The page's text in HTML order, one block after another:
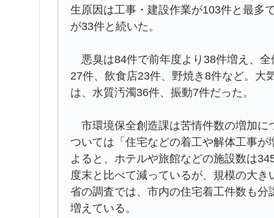
生原因は工事・建設作業が103件と最多
が33件と続いた。
悪臭は84件で前年度より38件増え、
27件、飲食店23件、野焼き8件など。大
は、水質汚濁36件、振動7件だった。
市環境保全創造課は苦情件数の増加に
ついては「住宅などの着工や解体工事
よると、ホテルや旅館などの施設数は
度末と比べて減っているが、規模の大
省の調査では、市内の住宅着工件数も
増えている。